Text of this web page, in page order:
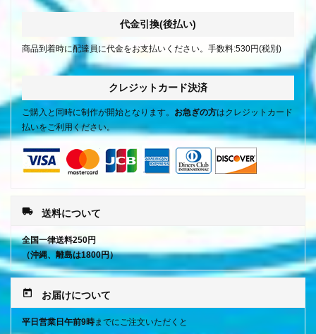
代金引換(後払い)
商品到着時に配達員に代金をお支払いください。手数料:530円(税別)
クレジットカード決済
ご購入と同時に制作が開始となります。 お急ぎの方はクレジットカード
払いをご利用ください。
local_shipping 送料について
全国一律送料250円
（沖縄、離島は1800円）
today お届けについて
平日営業日午前9時までにご注文いただくと